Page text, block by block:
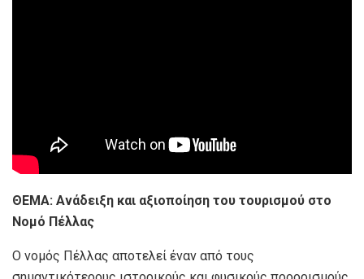
ΘΕΜΑ: Ανάδειξη και αξιοποίηση του τουρισμού στο
Νομό Πέλλας
Ο νομός Πέλλας αποτελεί έναν από τους